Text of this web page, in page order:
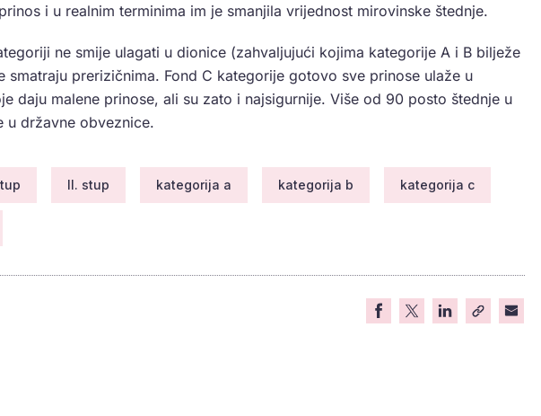
i u realnim terminima im je smanjila vrijednost mirovinske štednje.
ne smije ulagati u dionice (zahvaljujući kojima kategorije A i B bilježe
smatraju prerizičnima. Fond C kategorije gotovo sve prinose ulaže u
daju malene prinose, ali su zato i najsigurnije. Više od 90 posto štednje u
u državne obveznice.
II. stup kategorija a kategorija b kategorija c